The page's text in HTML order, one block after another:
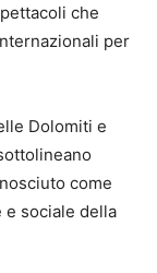
che
per
Dolomiti e
come
e sociale della